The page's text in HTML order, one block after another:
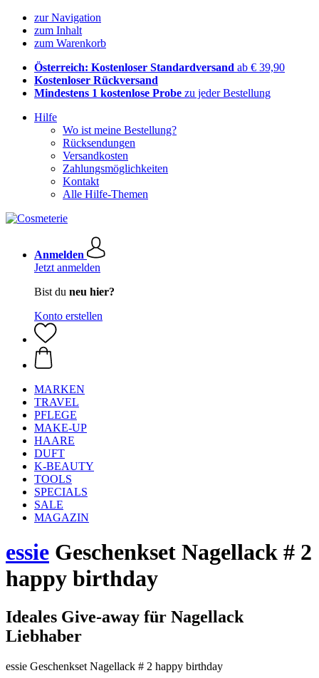
zur Navigation
zum Inhalt
zum Warenkorb
Österreich: Kostenloser Standardversand ab € 39,90
Kostenloser Rückversand
Mindestens 1 kostenlose Probe zu jeder Bestellung
Hilfe
Wo ist meine Bestellung?
Rücksendungen
Versandkosten
Zahlungsmöglichkeiten
Kontakt
Alle Hilfe-Themen
Anmelden
Jetzt anmelden
Bist du neu hier?
Konto erstellen
MARKEN
TRAVEL
PFLEGE
MAKE-UP
HAARE
DUFT
K-BEAUTY
TOOLS
SPECIALS
SALE
MAGAZIN
essie Geschenkset Nagellack # 2
happy birthday
Ideales Give-away für Nagellack
Liebhaber
essie Geschenkset Nagellack # 2 happy birthday